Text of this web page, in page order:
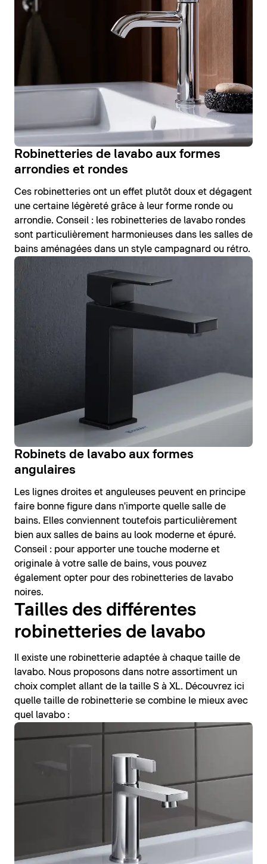
Robinetteries de lavabo aux formes
arrondies et rondes
Ces robinetteries ont un effet plutôt doux et dégagent
une certaine légèreté grâce à leur forme ronde ou
arrondie. Conseil : les robinetteries de lavabo rondes
sont particulièrement harmonieuses dans les salles de
bains aménagées dans un style campagnard ou rétro.
Robinets de lavabo aux formes
angulaires
Les lignes droites et anguleuses peuvent en principe
faire bonne figure dans n'importe quelle salle de
bains. Elles conviennent toutefois particulièrement
bien aux salles de bains au look moderne et épuré.
Conseil : pour apporter une touche moderne et
originale à votre salle de bains, vous pouvez
également opter pour des robinetteries de lavabo
noires.
Tailles des différentes
robinetteries de lavabo
Il existe une robinetterie adaptée à chaque taille de
lavabo. Nous proposons dans notre assortiment un
choix complet allant de la taille S à XL. Découvrez ici
quelle taille de robinetterie se combine le mieux avec
quel lavabo :